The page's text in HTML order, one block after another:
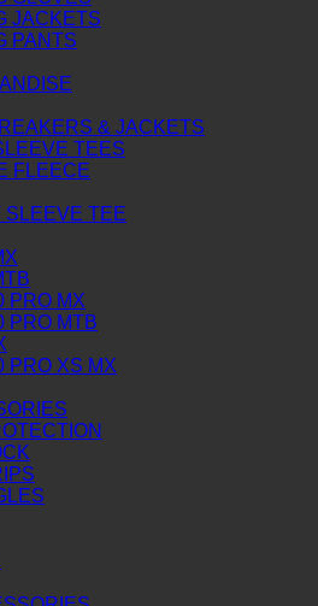
JACKETS
PANTS
& JACKETS
TEES
FLEECE
SLEEVE TEE
PRO MX
PRO MTB
PRO XS MX